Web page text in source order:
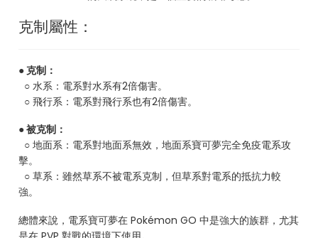
克制屬性：
● 克制：
○ 水系：電系對水系有2倍傷害。
○ 飛行系：電系對飛行系也有2倍傷害。
● 被克制：
○ 地面系：電系對地面系無效，地面系寶可夢完全免疫電系攻
擊。
○ 草系：雖然草系不被電系克制，但草系對電系的抵抗力較
強。
總體來說，電系寶可夢在 Pokémon GO 中是強大的族群，尤其